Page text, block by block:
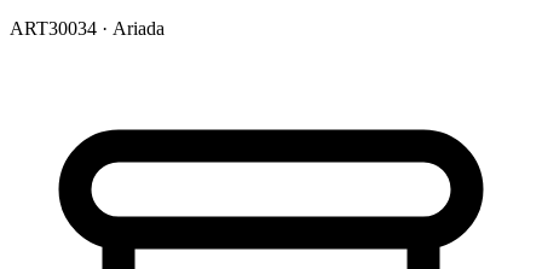
ART30034 · Ariada